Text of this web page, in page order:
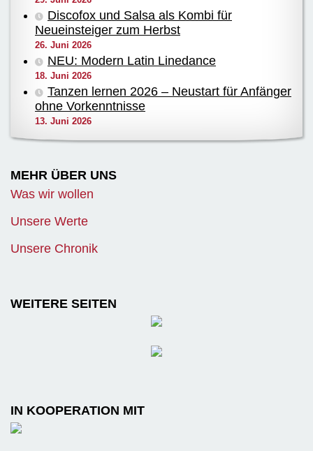
Discofox und Salsa als Kombi für
Neueinsteiger zum Herbst
26. Juni 2026
NEU: Modern Latin Linedance
18. Juni 2026
Tanzen lernen 2026 – Neustart für Anfänger
ohne Vorkenntnisse
13. Juni 2026
MEHR ÜBER UNS
Was wir wollen
Unsere Werte
Unsere Chronik
WEITERE SEITEN
IN KOOPERATION MIT